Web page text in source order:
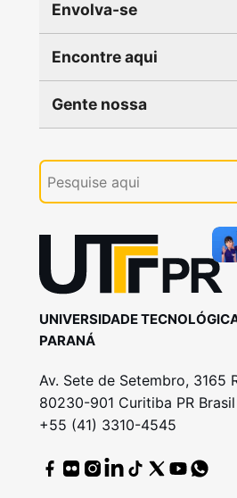
Envolva-se
Encontre aqui
Gente nossa
UNIVERSIDADE
PARANÁ
Av. Sete de Setembro, 3165
80230-901 Curitiba PR
+55 (41) 3310-4545